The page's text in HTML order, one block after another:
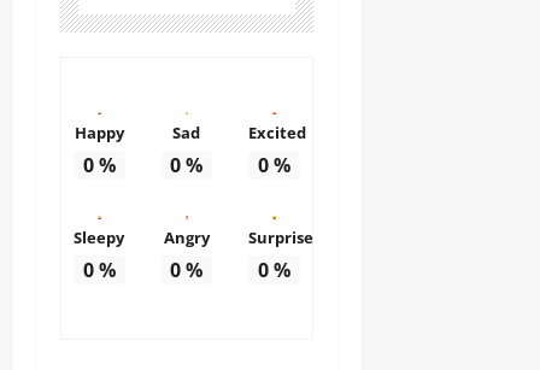
Happy
0%
Sad
0%
Excited
0%
Sleepy
0%
Angry
0%
Surprise
0%